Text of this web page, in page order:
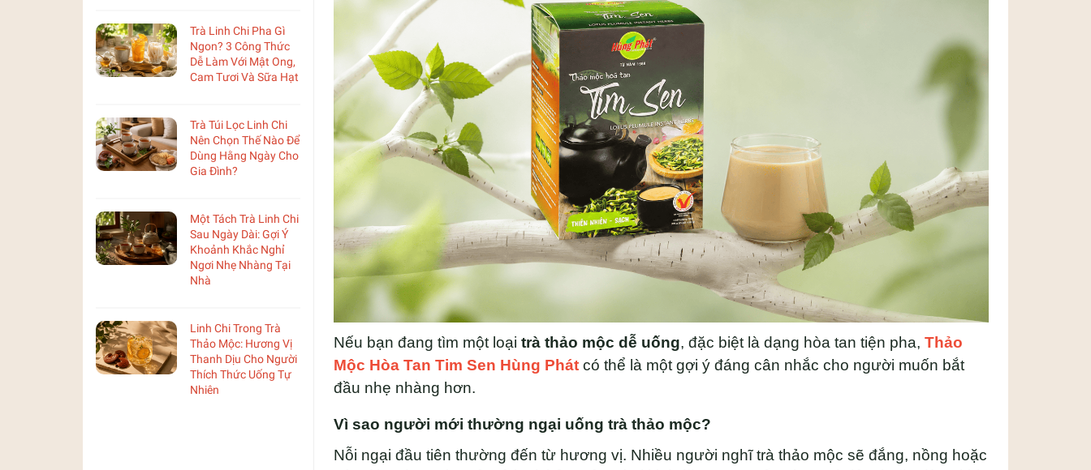
Trà Linh Chi Pha Gì
Ngon? 3 Công Thức
Dễ Làm Với Mật Ong,
Cam Tươi Và Sữa Hạt
Trà Túi Lọc Linh Chi
Nên Chọn Thế Nào Để
Dùng Hằng Ngày Cho
Gia Đình?
Một Tách Trà Linh Chi
Sau Ngày Dài: Gợi Ý
Khoảnh Khắc Nghỉ
Ngơi Nhẹ Nhàng Tại
Nhà
Linh Chi Trong Trà
Thảo Mộc: Hương Vị
Thanh Dịu Cho Người
Thích Thức Uống Tự
Nhiên
Nếu bạn đang tìm một loại trà thảo mộc dễ uống, đặc biệt là dạng hòa tan tiện pha, Thảo
Mộc Hòa Tan Tim Sen Hùng Phát có thể là một gợi ý đáng cân nhắc cho người muốn bắt
đầu nhẹ nhàng hơn.
Vì sao người mới thường ngại uống trà thảo mộc?
Nỗi ngại đầu tiên thường đến từ hương vị. Nhiều người nghĩ trà thảo mộc sẽ đắng, nồng hoặc